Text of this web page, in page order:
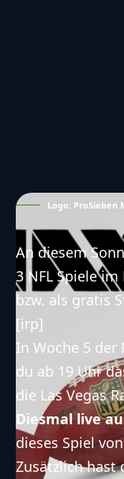
Logo: ProSieben
An diesem
3 NFL Spiele im
bzw. als gratis
[irp]
In Woche 5 der
du ab 19 Uhr
die Las Vegas
Diesmal live
dieses Spiel
Zusätzlich hast